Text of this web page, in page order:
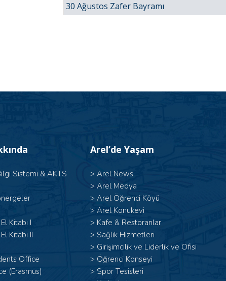
30 Ağustos Zafer Bayramı
Sistemi & AKTS
Kitabı I
Kitabı II
Office
(Erasmus)
Arel’de Yaşam
> Arel News
> Arel Medya
> Arel Öğrenci Köyü
> Arel Konukevi
> Kafe & Restoranlar
> Sağlık Hizmetleri
> Girişimcilik ve Liderlik ve Ofisi
> Öğrenci Konseyi
> Spor Tesisleri